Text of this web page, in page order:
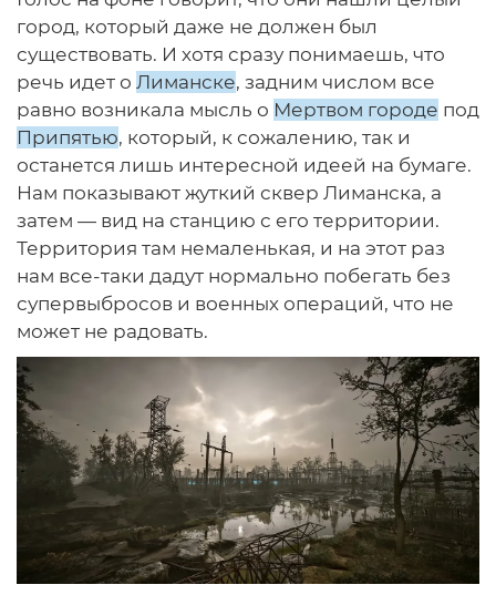
город, который даже не должен был
существовать. И хотя сразу понимаешь, что
речь идет о Лиманске, задним числом все
равно возникала мысль о Мертвом городе под
Припятью, который, к сожалению, так и
останется лишь интересной идеей на бумаге.
Нам показывают жуткий сквер Лиманска, а
затем — вид на станцию с его территории.
Территория там немаленькая, и на этот раз
нам все-таки дадут нормально побегать без
супервыбросов и военных операций, что не
может не радовать.